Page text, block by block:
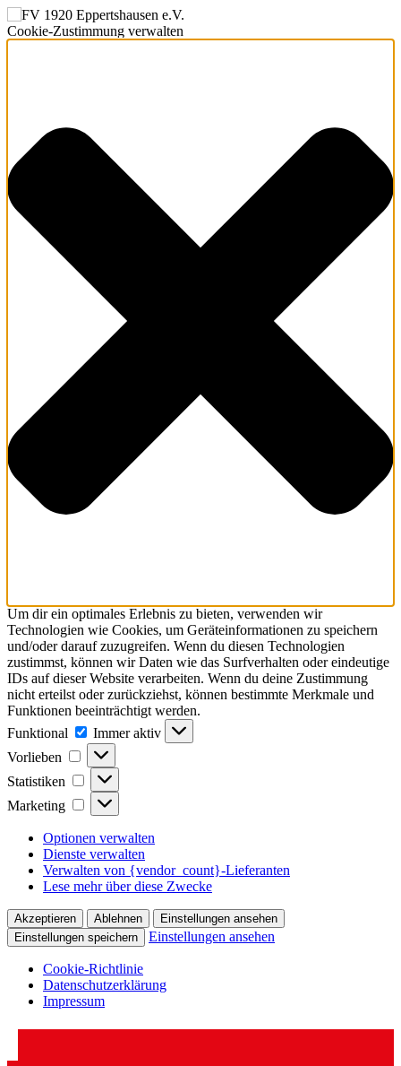
Cookie-Zustimmung verwalten
Um dir ein optimales Erlebnis zu bieten, verwenden wir
Technologien wie Cookies, um Geräteinformationen zu speichern
und/oder darauf zuzugreifen. Wenn du diesen Technologien
zustimmst, können wir Daten wie das Surfverhalten oder eindeutige
IDs auf dieser Website verarbeiten. Wenn du deine Zustimmung
nicht erteilst oder zurückziehst, können bestimmte Merkmale und
Funktionen beeinträchtigt werden.
Funktional
Funktional
Immer aktiv
Vorlieben
Vorlieben
Statistiken Statistiken
Marketing Marketing
Optionen verwalten
Dienste verwalten
Verwalten von {vendor_count}-Lieferanten
Lese mehr über diese Zwecke
Akzeptieren Ablehnen
Einstellungen ansehen
Einstellungen speichern
Einstellungen ansehen
Cookie-Richtlinie
Datenschutzerklärung
Impressum